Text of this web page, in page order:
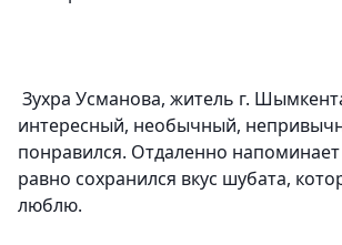
Зухра Усманова, житель г.
интересный, необычный,
понравился. Отдаленно напоминает
равно сохранился вкус шубата,
люблю.